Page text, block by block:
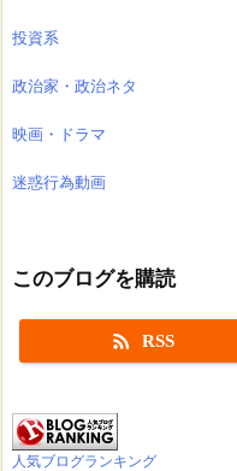
投資系
政治家・政治ネタ
映画・ドラマ
迷惑行為動画
このブログを購読
 RSS
人気ブログランキング